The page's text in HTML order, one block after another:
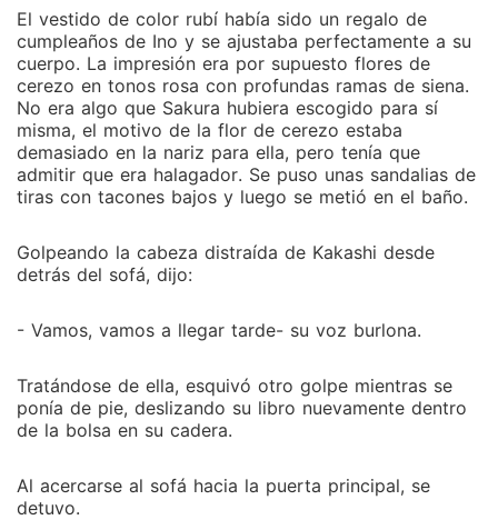
El vestido de color rubí había sido un regalo de
cumpleaños de Ino y se ajustaba perfectamente a su
cuerpo. La impresión era por supuesto flores de
cerezo en tonos rosa con profundas ramas de siena.
No era algo que Sakura hubiera escogido para sí
misma, el motivo de la flor de cerezo estaba
demasiado en la nariz para ella, pero tenía que
admitir que era halagador. Se puso unas sandalias de
tiras con tacones bajos y luego se metió en el baño.
Golpeando la cabeza distraída de Kakashi desde
detrás del sofá, dijo:
- Vamos, vamos a llegar tarde- su voz burlona.
Tratándose de ella, esquivó otro golpe mientras se
ponía de pie, deslizando su libro nuevamente dentro
de la bolsa en su cadera.
Al acercarse al sofá hacia la puerta principal, se
detuvo.